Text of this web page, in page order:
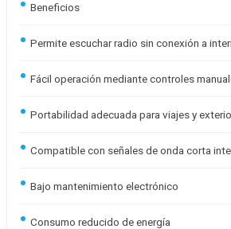
Beneficios
Permite escuchar radio sin conexión a
Fácil operación mediante controles
Portabilidad adecuada para viajes y
Compatible con señales de onda corta
Bajo mantenimiento electrónico
Consumo reducido de energía